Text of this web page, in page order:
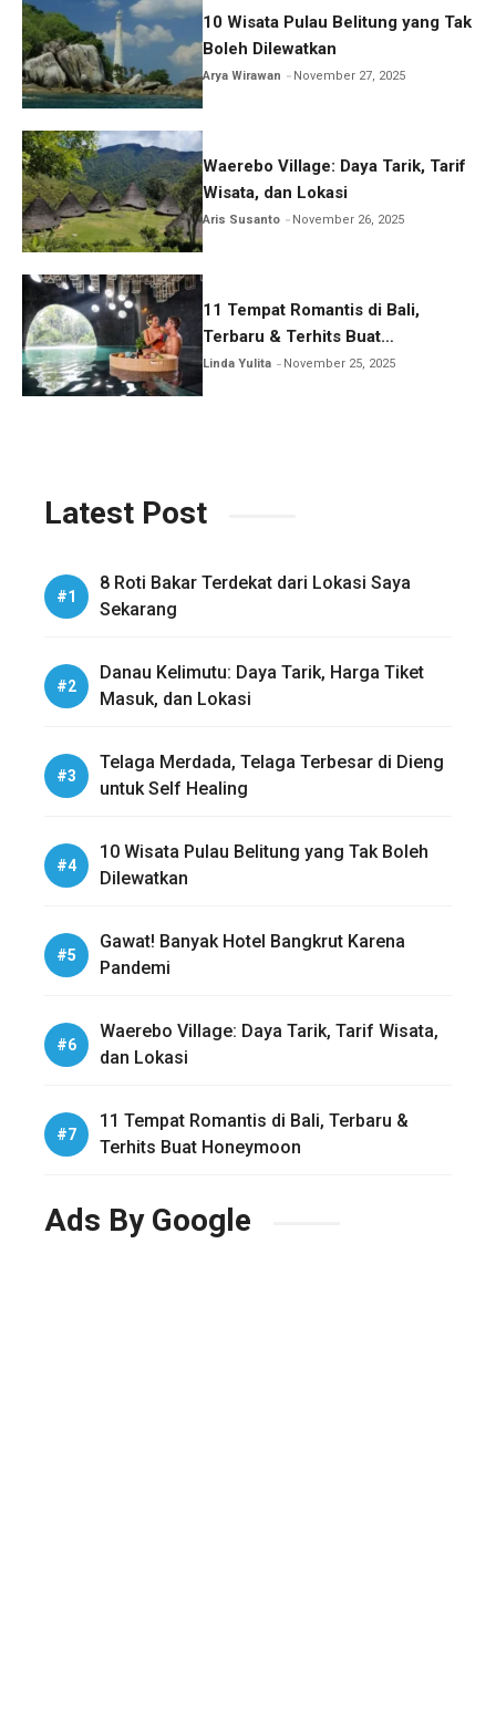
10 Wisata Pulau Belitung yang Tak
Boleh Dilewatkan
Arya Wirawan November 27, 2025
Waerebo Village: Daya Tarik, Tarif
Wisata, dan Lokasi
Aris Susanto November 26, 2025
11 Tempat Romantis di Bali,
Terbaru & Terhits Buat
Honeymoon
Linda Yulita November 25, 2025
Latest Post
8 Roti Bakar Terdekat dari Lokasi Saya
Sekarang
Danau Kelimutu: Daya Tarik, Harga Tiket
Masuk, dan Lokasi
Telaga Merdada, Telaga Terbesar di Dieng
untuk Self Healing
10 Wisata Pulau Belitung yang Tak Boleh
Dilewatkan
Gawat! Banyak Hotel Bangkrut Karena
Pandemi
Waerebo Village: Daya Tarik, Tarif Wisata,
dan Lokasi
11 Tempat Romantis di Bali, Terbaru &
Terhits Buat Honeymoon
Ads By Google